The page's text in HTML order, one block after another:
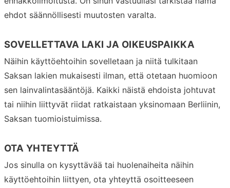
ehdot säännöllisesti muutosten varalta.
SOVELLETTAVA LAKI JA OIKEUSPAIKKA
Näihin käyttöehtoihin sovelletaan ja niitä tulkitaan
Saksan lakien mukaisesti ilman, että otetaan huomioon
sen lainvalintasääntöjä. Kaikki näistä ehdoista johtuvat
tai niihin liittyvät riidat ratkaistaan yksinomaan Berliinin,
Saksan tuomioistuimissa.
OTA YHTEYTTÄ
Jos sinulla on kysyttävää tai huolenaiheita näihin
käyttöehtoihin liittyen, ota yhteyttä osoitteeseen